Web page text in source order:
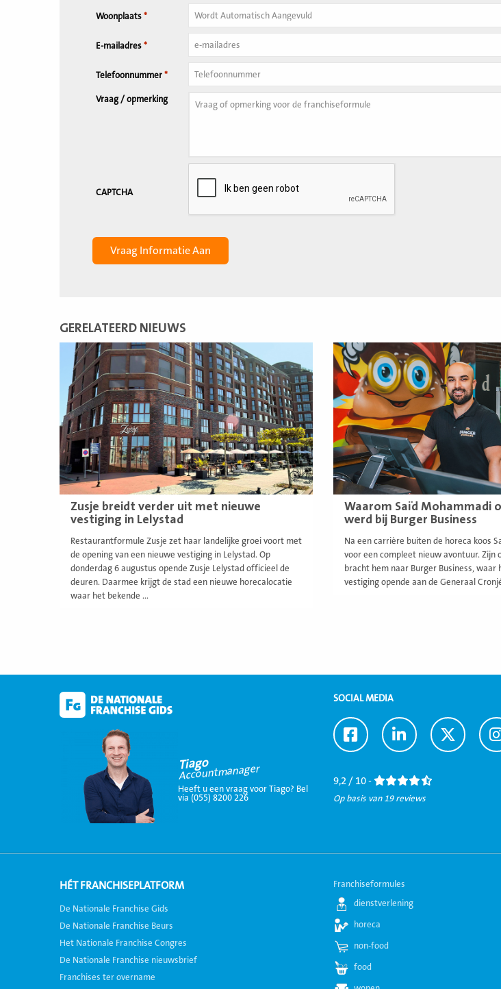
Woonplaats *
E-mailadres *
Telefoonnummer *
Vraag / opmerking
CAPTCHA
GERELATEERD NIEUWS
Zusje breidt verder uit met nieuwe
vestiging in Lelystad
Restaurantformule Zusje zet haar landelijke groei voort met
de opening van een nieuwe vestiging in Lelystad. Op
donderdag 6 augustus opende Zusje Lelystad officieel de
deuren. Daarmee krijgt de stad een nieuwe horecalocatie
waar het bekende ...
Lees
meer
Waarom Saïd Mohammadi
werd bij Burger Business
Na een carrière buiten de horeca koos
voor een compleet nieuw avontuur. Zijn
bracht hem naar Burger Business, waar
vestiging opende aan de Generaal
Lees
meer
Tiago
Accountmanager
Heeft u een vraag voor Tiago? Bel
via (055) 8200 226
SOCIAL MEDIA
Ga
naar
Ga
naar
Ga
naar
9,2 / 10 -
Op basis van 19 reviews
HÉT FRANCHISEPLATFORM
De Nationale Franchise Gids
De Nationale Franchise Beurs
Het Nationale Franchise Congres
De Nationale Franchise nieuwsbrief
Franchises ter overname
Franchiseformules
dienstverlening
horeca
non-food
food